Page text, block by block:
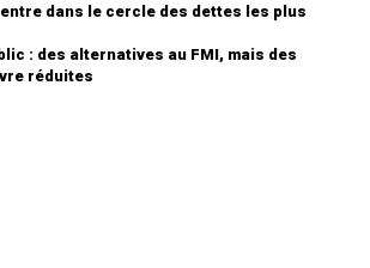
entre dans le cercle des dettes les plus
: des alternatives au FMI, mais des
réduites